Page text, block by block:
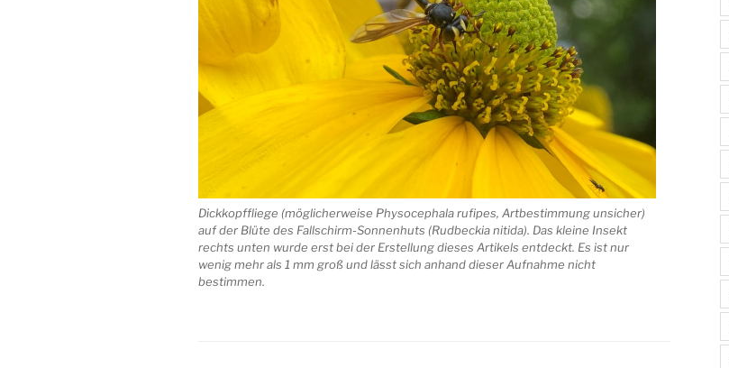
Dickkopffliege (möglicherweise Physocephala rufipes, Artbestimmung unsicher)
auf der Blüte des Fallschirm-Sonnenhuts (Rudbeckia nitida). Das kleine Insekt
rechts unten wurde erst bei der Erstellung dieses Artikels entdeckt. Es ist nur
wenig mehr als 1 mm groß und lässt sich anhand dieser Aufnahme nicht
bestimmen.